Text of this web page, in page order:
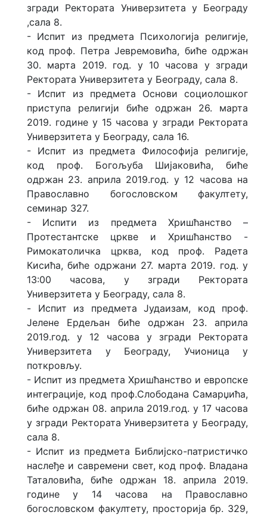
згради Ректората Универзитета у Београду
,сала 8.
- Испит из предмета Психологија религије,
код проф. Петра Јевремовића, биће одржан
30. марта 2019. год. у 10 часова у згради
Ректората Универзитета у Београду, сала 8.
- Испит из предмета Основи социолошког
приступа религији биће одржан 26. марта
2019. године у 15 часова у згради Ректората
Универзитета у Београду, сала 16.
- Испит из предмета Философија религије,
код проф. Богољуба Шијаковића, биће
одржан 23. априла 2019.год. у 12 часова на
Православно богословском факултету,
семинар 327.
- Испити из предмета Хришћанство –
Протестантске цркве и Хришћанство -
Римокатоличка црква, код проф. Радета
Кисића, биће одржани 27. марта 2019. год. у
13:00 часова, у згради Ректората
Универзитета у Београду, салa 8.
- Испит из предмета Јудаизам, код проф.
Јелене Ердељан биће одржан 23. априла
2019.год. у 12 часова у згради Ректората
Универзитета у Београду, Учионица у
поткровљу.
- Испит из предмета Хришћанство и европске
интеграције, код проф.Слободана Самарџића,
биће одржан 08. априла 2019.год. у 17 часова
у згради Ректората Универзитета у Београду,
сала 8.
- Испит из предмета Библијско-патристичко
наслеђе и савремени свет, код проф. Владана
Таталовића, биће одржан 18. априла 2019.
године у 14 часова на Православно
богословском факултету, просторија бр. 329,